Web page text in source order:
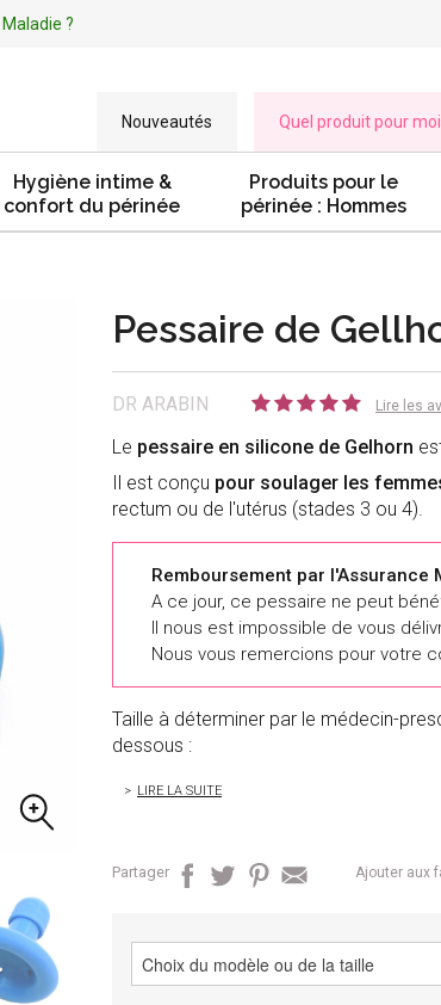
?
Nouveautés Quel produit pour moi
Hygiène intime &
confort du périnée
Produits pour le
périnée : Hommes
Pessaire de
DR ARABIN Lire les
Le pessaire en silicone de Gelhorn
Il est conçu pour soulager les
rectum ou de l'utérus (stades 3 ou 4).
Remboursement par l'Assurance
A ce jour, ce pessaire ne peut
Il nous est impossible de vous
Nous vous remercions pour votre
Taille à déterminer par le médecin-
dessous :
LIRE LA SUITE
Partager Ajouter aux